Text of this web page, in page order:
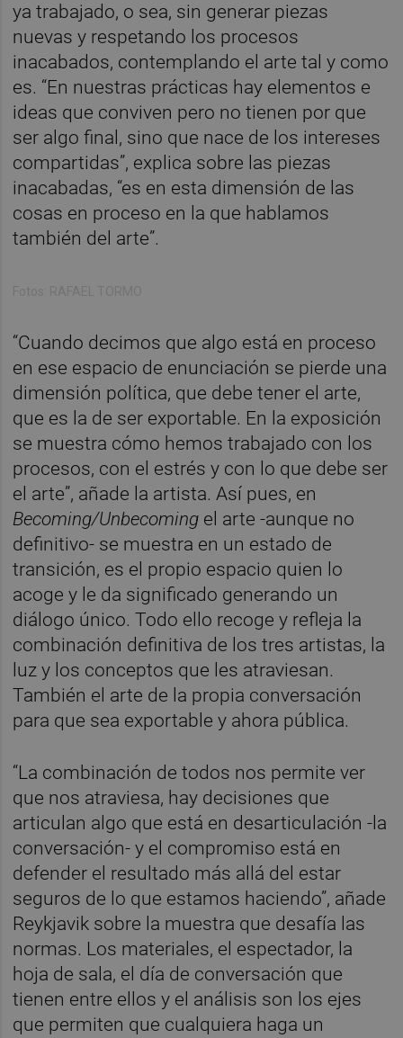
ya trabajado, o sea, sin generar piezas
nuevas y respetando los procesos
inacabados, contemplando el arte tal y como
es. “En nuestras prácticas hay elementos e
ideas que conviven pero no tienen por que
ser algo final, sino que nace de los intereses
compartidas”, explica sobre las piezas
inacabadas, “es en esta dimensión de las
cosas en proceso en la que hablamos
también del arte”.
“Cuando decimos que algo está en proceso
en ese espacio de enunciación se pierde una
dimensión política, que debe tener el arte,
que es la de ser exportable. En la exposición
se muestra cómo hemos trabajado con los
procesos, con el estrés y con lo que debe ser
el arte”, añade la artista. Así pues, en
Becoming/Unbecoming el arte -aunque no
definitivo- se muestra en un estado de
transición, es el propio espacio quien lo
acoge y le da significado generando un
diálogo único. Todo ello recoge y refleja la
combinación definitiva de los tres artistas, la
luz y los conceptos que les atraviesan.
También el arte de la propia conversación
para que sea exportable y ahora pública.
“La combinación de todos nos permite ver
que nos atraviesa, hay decisiones que
articulan algo que está en desarticulación -la
conversación- y el compromiso está en
defender el resultado más allá del estar
seguros de lo que estamos haciendo”, añade
Reykjavik sobre la muestra que desafía las
normas. Los materiales, el espectador, la
hoja de sala, el día de conversación que
tienen entre ellos y el análisis son los ejes
que permiten que cualquiera haga un